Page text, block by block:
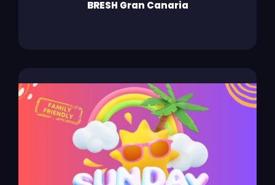
BRESH Gran Canaria